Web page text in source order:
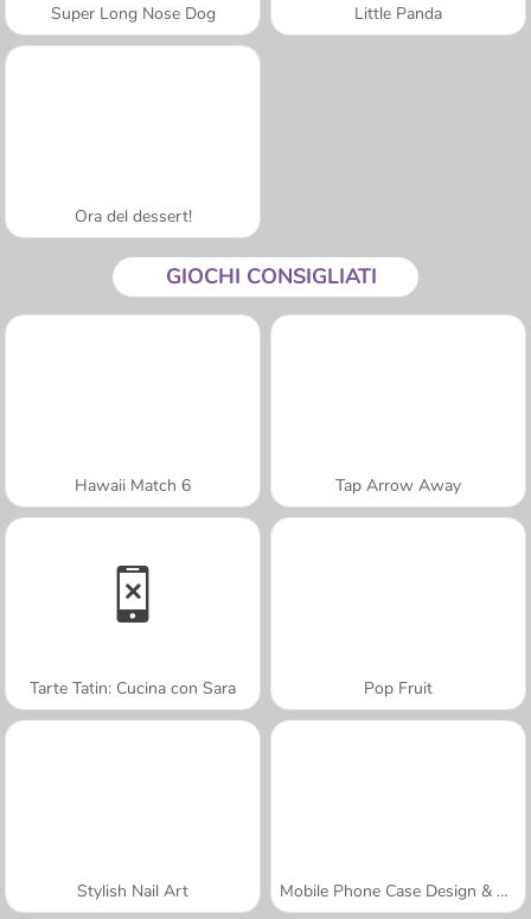
Super Long Nose Dog Little Panda
Ora del dessert!
GIOCHI CONSIGLIATI
Hawaii Match 6 Tap Arrow Away
Tarte Tatin: Cucina con Sara Pop Fruit
Stylish Nail Art Mobile Phone Case Design & DIY